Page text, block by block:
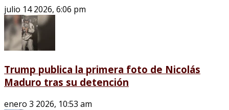
julio 14 2026, 6:06 pm
Trump publica la primera foto de Nicolás
Maduro tras su detención
enero 3 2026, 10:53 am